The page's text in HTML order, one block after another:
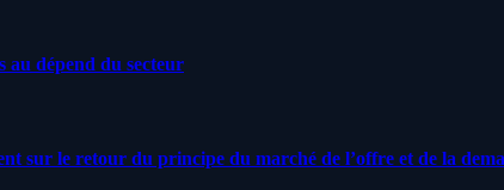
au dépend du secteur
sur le retour du principe du marché de l’offre et de la